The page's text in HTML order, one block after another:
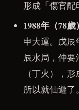
形成「傷官配
1988年（78歲
申大運。戊辰
辰水局，仲
（丁火），
所以就仙遊了。